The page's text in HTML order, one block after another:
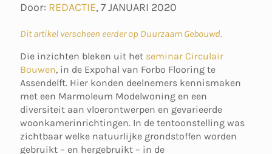
Door: REDACTIE, 7 JANUARI 2020
Dit artikel verscheen eerder op Duurzaam Gebouwd.
Die inzichten bleken uit het seminar Circulair
Bouwen, in de Expohal van Forbo Flooring te
Assendelft. Hier konden deelnemers kennismaken
met een Marmoleum Modelwoning en een
diversiteit aan vloerontwerpen en gevarieerde
woonkamerinrichtingen. In de tentoonstelling was
zichtbaar welke natuurlijke grondstoffen worden
gebruikt – en hergebruikt – in de